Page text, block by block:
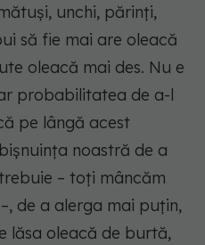
unchi, părinți,
să fie mai are oleacă
oleacă mai des. Nu e
probabilitatea de a-l
pe lângă acest
noastră de a
– toți mâncăm
de a alerga mai puțin,
lăsa oleacă de burtă,